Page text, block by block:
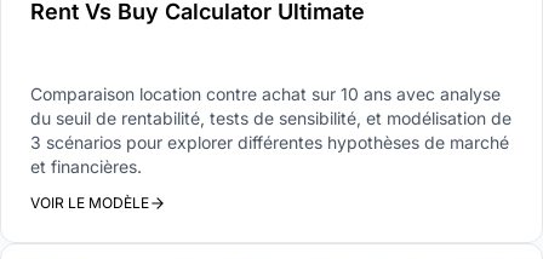
Rent Vs Buy Calculator Ultimate
Comparaison location contre achat sur 10 ans avec analyse
du seuil de rentabilité, tests de sensibilité, et modélisation de
3 scénarios pour explorer différentes hypothèses de marché
et financières.
VOIR LE MODÈLE